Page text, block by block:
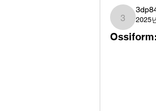
3dp840
2025